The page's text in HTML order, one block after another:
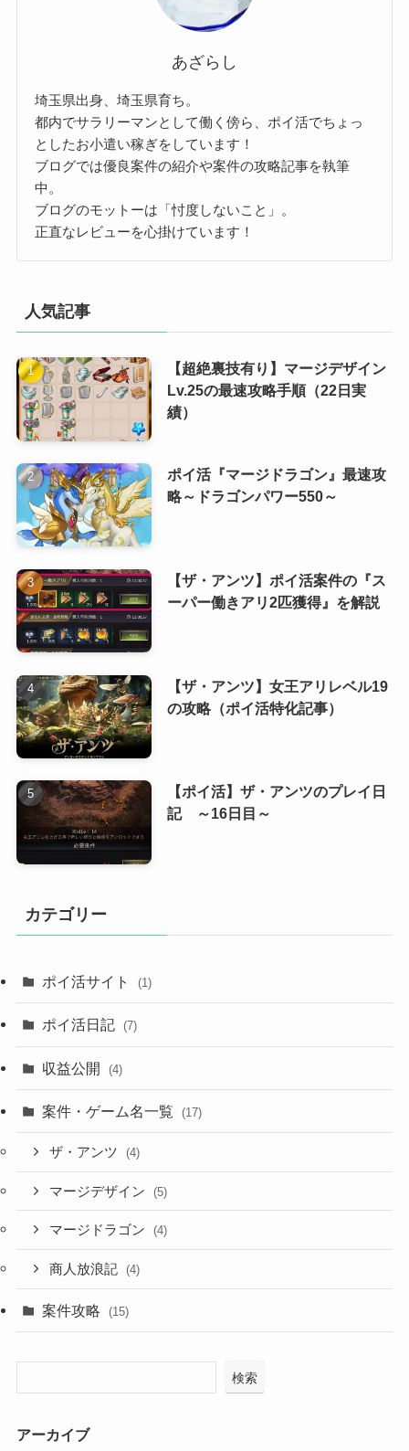
あざらし
埼玉県出身、埼玉県育ち。
都内でサラリーマンとして働く傍ら、ポイ活でちょっ
としたお小遣い稼ぎをしています！
ブログでは優良案件の紹介や案件の攻略記事を執筆
中。
ブログのモットーは「忖度しないこと」。
正直なレビューを心掛けています！
人気記事
【超絶裏技有り】マージデザイン
Lv.25の最速攻略手順（22日実
績）
ポイ活『マージドラゴン』最速攻
略～ドラゴンパワー550～
【ザ・アンツ】ポイ活案件の『ス
ーパー働きアリ2匹獲得』を解説
【ザ・アンツ】女王アリレベル19
の攻略（ポイ活特化記事）
【ポイ活】ザ・アンツのプレイ日
記 ～16日目～
カテゴリー
ポイ活サイト (1)
ポイ活日記 (7)
収益公開 (4)
案件・ゲーム名一覧 (17)
ザ・アンツ (4)
マージデザイン (5)
マージドラゴン (4)
商人放浪記 (4)
案件攻略 (15)
検索
アーカイブ